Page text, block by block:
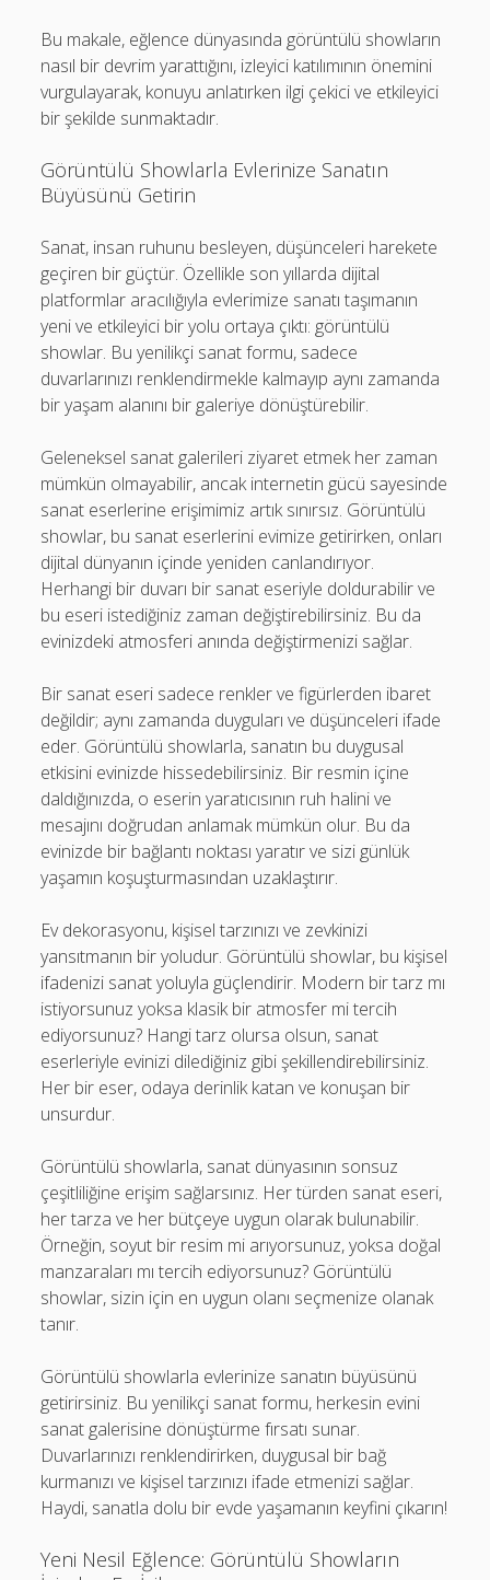
Bu makale, eğlence dünyasında görüntülü showların
nasıl bir devrim yarattığını, izleyici katılımının önemini
vurgulayarak, konuyu anlatırken ilgi çekici ve etkileyici
bir şekilde sunmaktadır.
Görüntülü Showlarla Evlerinize Sanatın
Büyüsünü Getirin
Sanat, insan ruhunu besleyen, düşünceleri harekete
geçiren bir güçtür. Özellikle son yıllarda dijital
platformlar aracılığıyla evlerimize sanatı taşımanın
yeni ve etkileyici bir yolu ortaya çıktı: görüntülü
showlar. Bu yenilikçi sanat formu, sadece
duvarlarınızı renklendirmekle kalmayıp aynı zamanda
bir yaşam alanını bir galeriye dönüştürebilir.
Geleneksel sanat galerileri ziyaret etmek her zaman
mümkün olmayabilir, ancak internetin gücü sayesinde
sanat eserlerine erişimimiz artık sınırsız. Görüntülü
showlar, bu sanat eserlerini evimize getirirken, onları
dijital dünyanın içinde yeniden canlandırıyor.
Herhangi bir duvarı bir sanat eseriyle doldurabilir ve
bu eseri istediğiniz zaman değiştirebilirsiniz. Bu da
evinizdeki atmosferi anında değiştirmenizi sağlar.
Bir sanat eseri sadece renkler ve figürlerden ibaret
değildir; aynı zamanda duyguları ve düşünceleri ifade
eder. Görüntülü showlarla, sanatın bu duygusal
etkisini evinizde hissedebilirsiniz. Bir resmin içine
daldığınızda, o eserin yaratıcısının ruh halini ve
mesajını doğrudan anlamak mümkün olur. Bu da
evinizde bir bağlantı noktası yaratır ve sizi günlük
yaşamın koşuşturmasından uzaklaştırır.
Ev dekorasyonu, kişisel tarzınızı ve zevkinizi
yansıtmanın bir yoludur. Görüntülü showlar, bu kişisel
ifadenizi sanat yoluyla güçlendirir. Modern bir tarz mı
istiyorsunuz yoksa klasik bir atmosfer mi tercih
ediyorsunuz? Hangi tarz olursa olsun, sanat
eserleriyle evinizi dilediğiniz gibi şekillendirebilirsiniz.
Her bir eser, odaya derinlik katan ve konuşan bir
unsurdur.
Görüntülü showlarla, sanat dünyasının sonsuz
çeşitliliğine erişim sağlarsınız. Her türden sanat eseri,
her tarza ve her bütçeye uygun olarak bulunabilir.
Örneğin, soyut bir resim mi arıyorsunuz, yoksa doğal
manzaraları mı tercih ediyorsunuz? Görüntülü
showlar, sizin için en uygun olanı seçmenize olanak
tanır.
Görüntülü showlarla evlerinize sanatın büyüsünü
getirirsiniz. Bu yenilikçi sanat formu, herkesin evini
sanat galerisine dönüştürme fırsatı sunar.
Duvarlarınızı renklendirirken, duygusal bir bağ
kurmanızı ve kişisel tarzınızı ifade etmenizi sağlar.
Haydi, sanatla dolu bir evde yaşamanın keyfini çıkarın!
Yeni Nesil Eğlence: Görüntülü Showların